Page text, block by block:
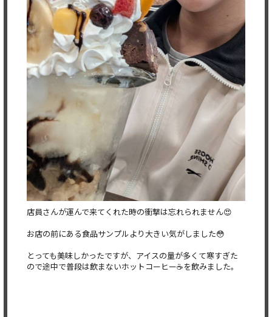
店員さんが運んで来てくれた時の衝撃は忘れられません😍
お店の前にある食品サンプルより大きい気がしました😳
とっても美味しかったですが、アイスの量が多くて寒すぎた
ので途中で普段は飲まないホットコーヒー☕を飲みました。